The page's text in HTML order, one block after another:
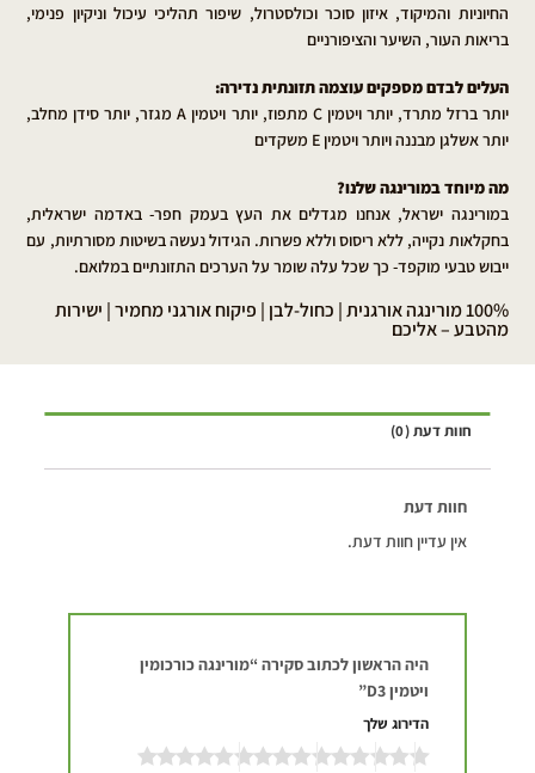
החיוניות והמיקוד, איזון סוכר וכולסטרול, שיפור תהליכי עיכול וניקיון פנימי,
בריאות העור, השיער והציפורניים
העלים לבדם מספקים עוצמה תזונתית נדירה:
יותר ברזל מתרד, יותר ויטמין C מתפוז, יותר ויטמין A מגזר, יותר סידן מחלב,
יותר אשלגן מבננה ויותר ויטמין E משקדים
מה מיוחד במורינגה שלנו?
במורינגה ישראל, אנחנו מגדלים את העץ בעמק חפר- באדמה ישראלית,
בחקלאות נקייה, ללא ריסוס וללא פשרות. הגידול נעשה בשיטות מסורתיות, עם
ייבוש טבעי מוקפד- כך שכל עלה שומר על הערכים התזונתיים במלואם.
100% מורינגה אורגנית | כחול-לבן | פיקוח אורגני מחמיר | ישירות
מהטבע – אליכם
חוות דעת (0)
חוות דעת
אין עדיין חוות דעת.
היה הראשון לכתוב סקירה “מורינגה כורכומין
ויטמין D3”
הדירוג שלך